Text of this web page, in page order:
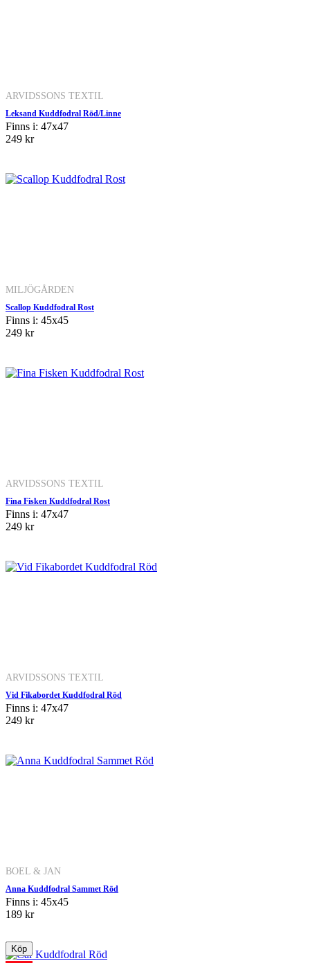
ARVIDSSONS TEXTIL
Leksand Kuddfodral Röd/Linne
Finns i: 47x47
249 kr
MILJÖGÅRDEN
Scallop Kuddfodral Rost
Finns i: 45x45
249 kr
ARVIDSSONS TEXTIL
Fina Fisken Kuddfodral Rost
Finns i: 47x47
249 kr
ARVIDSSONS TEXTIL
Vid Fikabordet Kuddfodral Röd
Finns i: 47x47
249 kr
BOEL & JAN
Anna Kuddfodral Sammet Röd
Finns i: 45x45
189 kr